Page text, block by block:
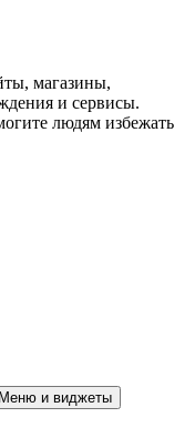
магазины,
и сервисы.
людям избежать
Меню и виджеты